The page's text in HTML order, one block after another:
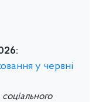
у червні